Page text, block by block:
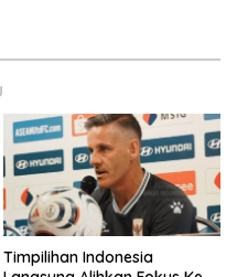
Timpilihan Indonesia